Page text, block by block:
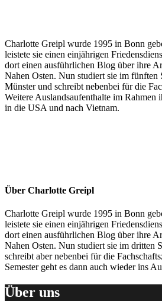
Charlotte Greipl wurde 1995 in Bonn
leistete sie einen einjährigen
dort einen ausführlichen Blog über ihre
Nahen Osten. Nun studiert sie im fünften
Münster und schreibt nebenbei für die
Weitere Auslandsaufenthalte im Rahmen
in die USA und nach Vietnam.
Über Charlotte Greipl
Charlotte Greipl wurde 1995 in Bonn
leistete sie einen einjährigen
dort einen ausführlichen Blog über ihre
Nahen Osten. Nun studiert sie im dritten
schreibt aber nebenbei für die
Semester geht es dann auch wieder ins
Über uns